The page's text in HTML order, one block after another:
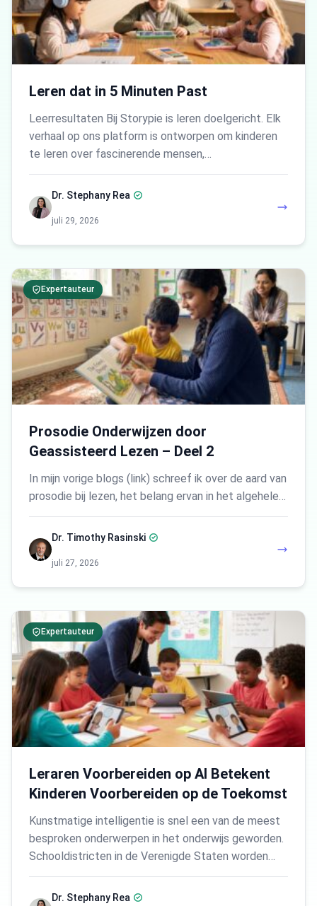
Leren dat in 5 Minuten Past
Leerresultaten Bij Storypie is leren doelgericht. Elk
verhaal op ons platform is ontworpen om kinderen
te leren over fascinerende mensen,…
Dr. Stephany Rea
juli 29, 2026
Expertauteur
Prosodie Onderwijzen door
Geassisteerd Lezen – Deel 2
In mijn vorige blogs (link) schreef ik over de aard van
prosodie bij lezen, het belang ervan in het algehele…
Dr. Timothy Rasinski
juli 27, 2026
Expertauteur
Leraren Voorbereiden op AI Betekent
Kinderen Voorbereiden op de Toekomst
Kunstmatige intelligentie is snel een van de meest
besproken onderwerpen in het onderwijs geworden.
Schooldistricten in de Verenigde Staten worden…
Dr. Stephany Rea